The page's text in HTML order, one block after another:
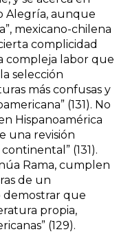
Alegría, aunque
mexicano-chilena
complicidad
compleja labor que
selección
más confusas y
(131). No
Hispanoamérica
una revisión
(131).
Rama, cumplen
de un
demostrar que
propia,
(129).